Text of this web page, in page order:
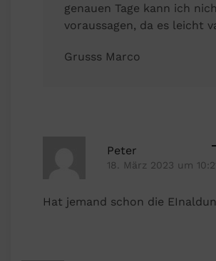
genauen Tage kann ich
voraussagen, da es leicht
Grusss Marco
Peter
18. März 2023 um
Hat jemand schon die